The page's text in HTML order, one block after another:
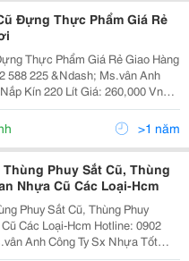
Đựng Thực Phẩm Giá Rẻ
Thực Phẩm Giá Rẻ Giao Hàng
Lít Giá: 260,000 Vnd -
Cũ Còn Mới
>1 năm
Thùng Phuy Sắt Cũ, Thùng
Nhựa Cũ Các Loại-Hcm
Phuy Sắt Cũ, Thùng Phuy
Hcm Hotline: 0902
Sx Nhựa Tốt